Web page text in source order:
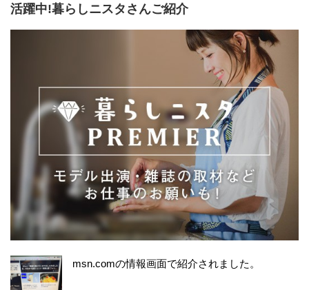
活躍中!暮らしニスタさんご紹介
msn.comの情報画面で紹介されました。